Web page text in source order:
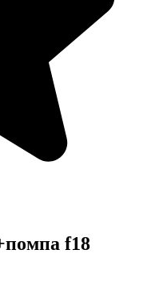
f18